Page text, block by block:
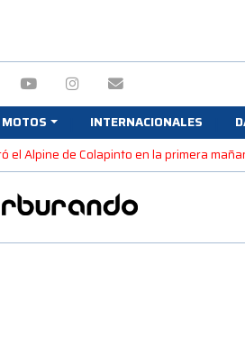
MOTOS INTERNACIONALES
el Alpine de Colapinto en la primera